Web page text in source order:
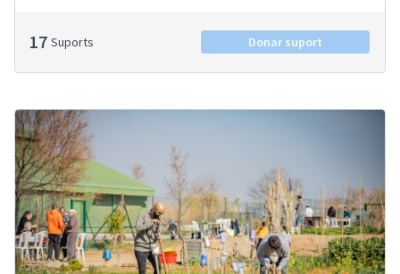
17 Suports Donar suport